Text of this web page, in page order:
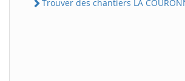
Trouver des chantiers LA